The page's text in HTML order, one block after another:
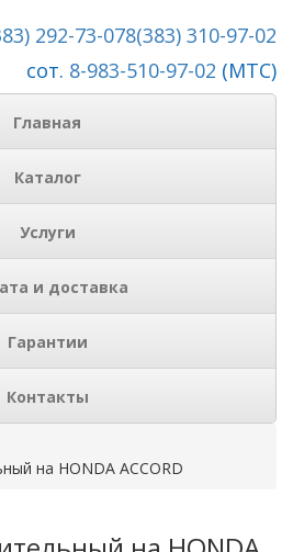
8(383) 310-97-02
292-73-07
сот. 8-983-510-97-02 (МТС)
Главная
Каталог
Услуги
и доставка
Гарантии
Контакты
на HONDA ACCORD